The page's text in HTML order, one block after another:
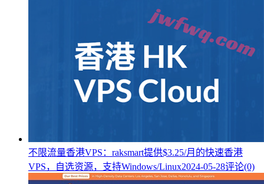
不限流量香港VPS：raksmart提供$3.25/月的快速香港
VPS，自选资源，支持Windows/Linux2024-05-28评论(0)